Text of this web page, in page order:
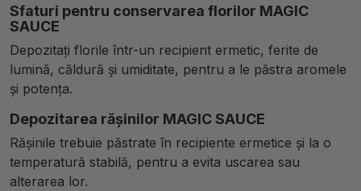
Sfaturi pentru conservarea florilor MAGIC
SAUCE
Depozitați florile într-un recipient ermetic, ferite de
lumină, căldură și umiditate, pentru a le păstra aromele
și potența.
Depozitarea rășinilor MAGIC SAUCE
Rășinile trebuie păstrate în recipiente ermetice și la o
temperatură stabilă, pentru a evita uscarea sau
alterarea lor.